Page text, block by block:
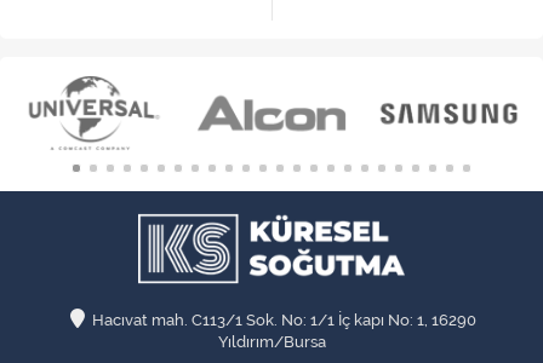
Hacıvat mah. C113/1 Sok. No: 1/1 İç kapı No: 1, 16290
Yıldırım/Bursa